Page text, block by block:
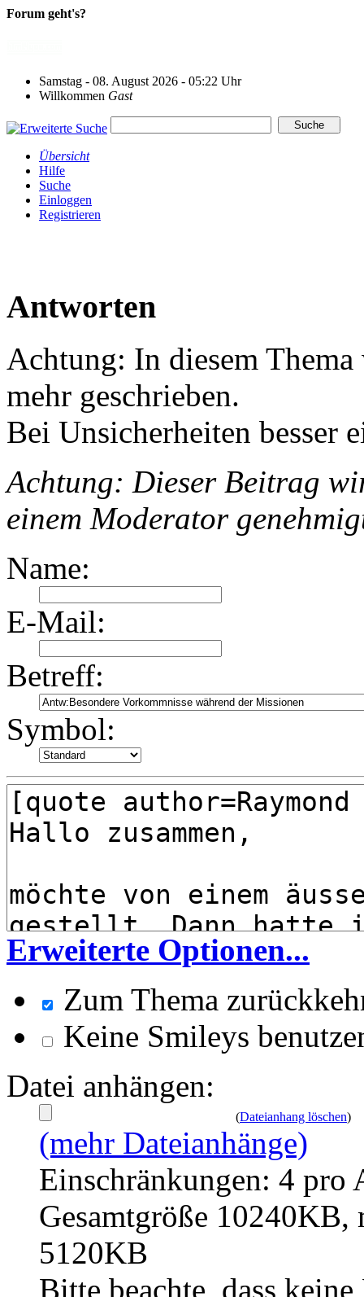
Forum geht's?
Samstag - 08. August 2026 - 05:22 Uhr
Willkommen Gast
Übersicht
Hilfe
Suche
Einloggen
Registrieren
Antworten
Achtung: In diesem
mehr geschrieben.
Bei Unsicherheiten besser
Achtung: Dieser Beitrag
einem Moderator
Name:
E-Mail:
Betreff:
Symbol:
Erweiterte Optionen...
Zum Thema
Keine Smileys
Datei anhängen:
(Dateianhang löschen)
(mehr Dateianhänge)
Einschränkungen: 4 pro
Gesamtgröße
5120KB
Bitte beachte, dass